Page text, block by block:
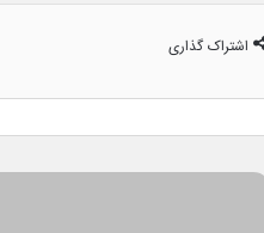
اشتراک گذاری